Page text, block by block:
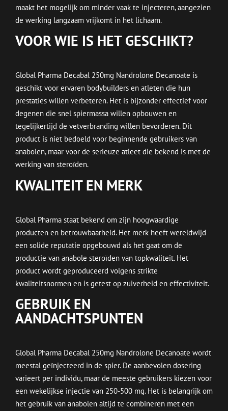
maakt het mogelijk om minder vaak te injecteren, aangezien
de werking langzaam vrijkomt in het lichaam.
VOOR WIE IS HET GESCHIKT?
Global Pharma Decabal 250mg Nandrolone Decanoate is
geschikt voor ervaren bodybuilders en atleten die hun
prestaties willen verbeteren. Het is bijzonder effectief voor
degenen die snel spiermassa willen opbouwen en
tegelijkertijd de vetverbranding willen bevorderen. Dit
product is niet bedoeld voor beginnende gebruikers van
anabolen, maar voor de serieuze atleet die bekend is met de
werking van steroïden.
KWALITEIT EN MERK
Global Pharma staat bekend om zijn hoogwaardige
producten en betrouwbaarheid. Het merk heeft wereldwijd
een solide reputatie opgebouwd als het gaat om de
productie van anabole steroïden van topkwaliteit. Het
product wordt geproduceerd volgens strikte
kwaliteitsnormen en is getest op zuiverheid en effectiviteit.
GEBRUIK EN
AANDACHTSPUNTEN
Global Pharma Decabal 250mg Nandrolone Decanoate wordt
meestal geïnjecteerd in de spier. De aanbevolen dosering
varieert per individu, maar de meeste gebruikers kiezen voor
een wekelijkse injectie van 250-500 mg. Het is belangrijk om
het gebruik van anabolen altijd te combineren met een